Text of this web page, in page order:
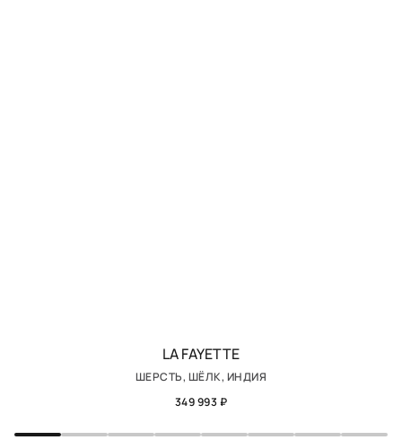
LA FAYETTE
ШЕРСТЬ, ШЁЛК, ИНДИЯ
349 993 ₽